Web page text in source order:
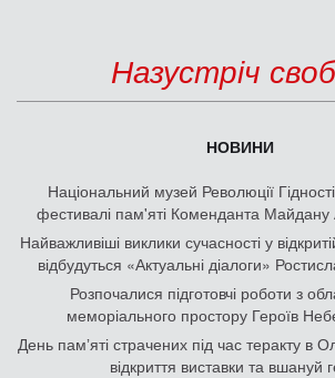
Назустріч
НОВИНИ
Національний музей Революції
фестивалі пам'яті Коменданта Майдану
Найважливіші виклики сучасності у
відбудуться «Актуальні діалоги»
Розпочалися підготовчі роботи з
меморіального простору Героїв
День памʼяті страчених під час теракту в
відкриття виставки та вшануй